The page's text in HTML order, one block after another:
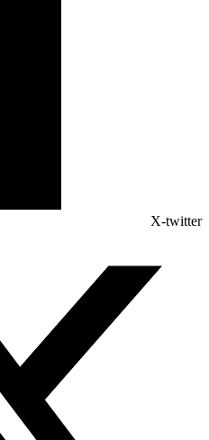
X-twitter